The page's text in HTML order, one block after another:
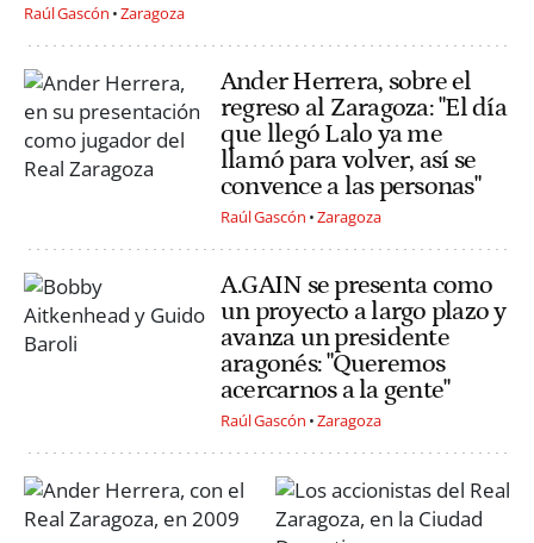
Raúl Gascón Zaragoza
Ander Herrera, sobre el
regreso al Zaragoza: "El día
que llegó Lalo ya me
llamó para volver, así se
convence a las personas"
Raúl Gascón Zaragoza
A.GAIN se presenta como
un proyecto a largo plazo y
avanza un presidente
aragonés: "Queremos
acercarnos a la gente"
Raúl Gascón Zaragoza